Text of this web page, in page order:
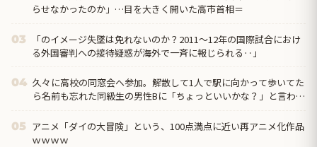
らせなかったのか」…目を大きく開いた高市首相＝
03
「のイメージ失墜は免れないのか？2011〜12年の国際試合におけ
る外国審判への接待疑惑が海外で一斉に報じられる‥」
04 久々に高校の同窓会へ参加。解散して1人で駅に向かって歩いてた
ら名前も忘れた同級生の男性Bに「ちょっといいかな？」と言われ
05 アニメ「ダイの大冒険」という、100点満点に近い再アニメ化作品
ｗｗｗｗ